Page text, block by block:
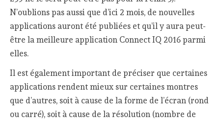
N’oublions pas aussi que d’ici 2 mois, de nouvelles
applications auront été publiées et qu’il y aura peut-
être la meilleure application Connect IQ 2016 parmi
elles.
Il est également important de préciser que certaines
applications rendent mieux sur certaines montres
que d’autres, soit à cause de la forme de l’écran (rond
ou carré), soit à cause de la résolution (nombre de